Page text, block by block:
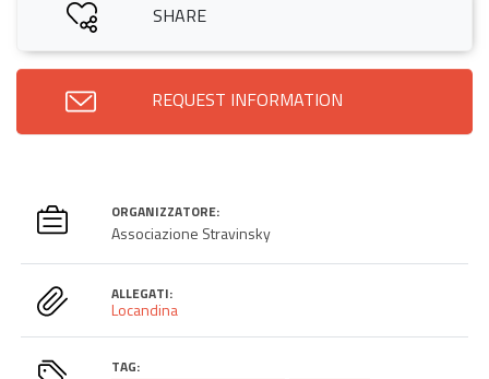
SHARE
REQUEST INFORMATION
ORGANIZZATORE:
Associazione Stravinsky
ALLEGATI:
Locandina
TAG: